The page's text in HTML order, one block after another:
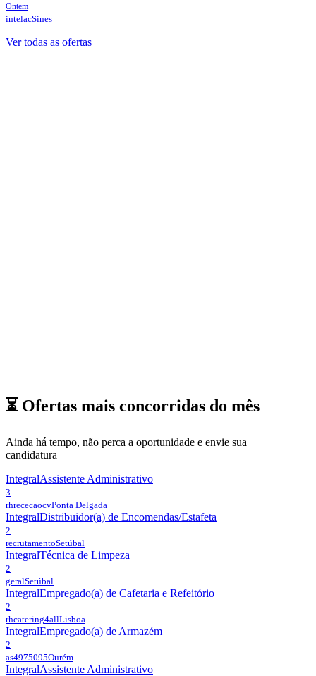
Ontem
intelacSines
Ver todas as ofertas
⏳ Ofertas mais concorridas do mês
Ainda há tempo, não perca a oportunidade e envie sua
candidatura
IntegralAssistente Administrativo
3
rhrececaocvPonta Delgada
IntegralDistribuidor(a) de Encomendas/Estafeta
2
recrutamentoSetúbal
IntegralTécnica de Limpeza
2
geralSetúbal
IntegralEmpregado(a) de Cafetaria e Refeitório
2
rhcatering4allLisboa
IntegralEmpregado(a) de Armazém
2
as4975095Ourém
IntegralAssistente Administrativo